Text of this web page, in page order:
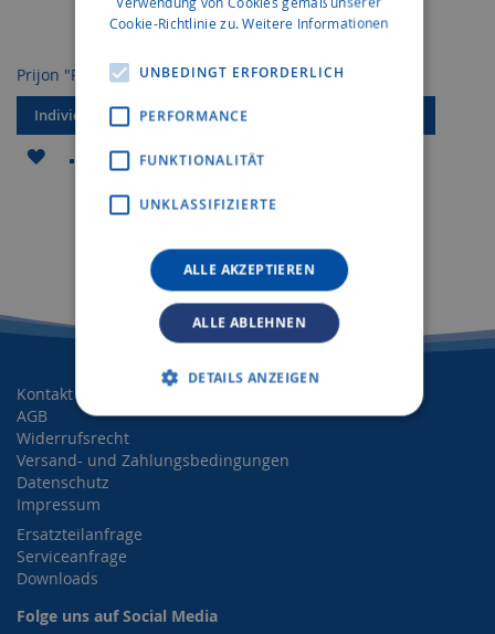
Prijon "PriLite Marlin LV"
Individuelles Angebot
ZUR
WUNSCHLISTE
ZUR
VERGLEICHSLISTE
Prijon "PriLite Aruna"
Kontakt
AGB
Widerrufsrecht
Versand- und Zahlungsbedingungen
Datenschutz
Impressum
Ersatzteilanfrage
Serviceanfrage
Downloads
Folge uns auf Social Media
Cookie-Richtlinie zu.Weitere Informationen
UNBEDINGT ERFORDERLICH
PERFORMANCE
FUNKTIONALITÄT
UNKLASSIFIZIERTE
ALLE AKZEPTIEREN
ALLE ABLEHNEN
DETAILS ANZEIGEN